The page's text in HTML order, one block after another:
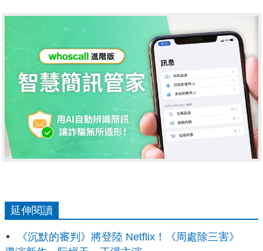
延伸閱讀
《沉默的審判》將登陸 Netflix！《周處除三害》